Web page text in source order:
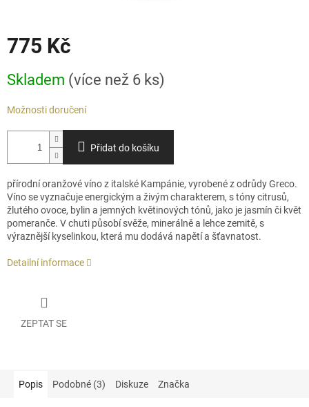
775 Kč
cena:
Skladem (více než 6 ks)
Možnosti doručení
Přidat do košíku
přírodní oranžové víno z italské Kampánie, vyrobené z odrůdy Greco.
Víno se vyznačuje energickým a živým charakterem, s tóny citrusů,
žlutého ovoce, bylin a jemných květinových tónů, jako je jasmín či květ
pomeranče. V chuti působí svěže, minerálně a lehce zemitě, s
výraznější kyselinkou, která mu dodává napětí a šťavnatost.
Detailní informace
ZEPTAT SE
Popis Podobné (3) Diskuze Značka